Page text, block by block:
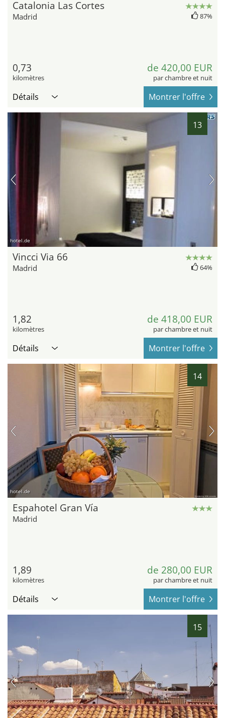
Catalonia Las Cortes
Madrid 87%
0,73
kilomètres
de 420,00 EUR
par chambre et nuit
Détails Montrer l'offre
13
hotel.de
Vincci Via 66
Madrid 64%
1,82
kilomètres
de 418,00 EUR
par chambre et nuit
Détails Montrer l'offre
14
hotel.de
Espahotel Gran Vía
Madrid
1,89
kilomètres
de 280,00 EUR
par chambre et nuit
Détails Montrer l'offre
15